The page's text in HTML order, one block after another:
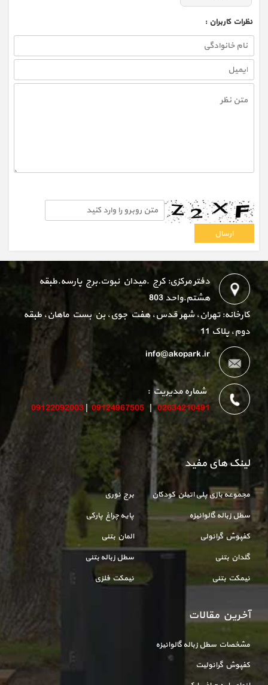
نظرات كاربران :
دفتر مرکزی: کرج .میدان نبوت.برج پارسه.طبقه
هشتم.واحد 803
کارخانه: تهران، شهر قدس، هفت جوی، بن بست ماهان، طبقه
دوم، پلاک 11
info@akopark.ir
شماره مدیریت :
02634210491
|
09124967505
|
09122092003
لینک های مفید
مجموعه بازی پلی اتیلن کودکان
برج نوری
سطل زباله گالوانیزه
پایه چراغ پارکی
کفپوش گرانولی
المان بتنی
گلدان بتنی
سطل زباله بتنی
نیمکت بتنی
نیمکت فلزی
آخرین مقالات
مشخصات سطل زباله گالوانیزه
کفپوش گرانولیت